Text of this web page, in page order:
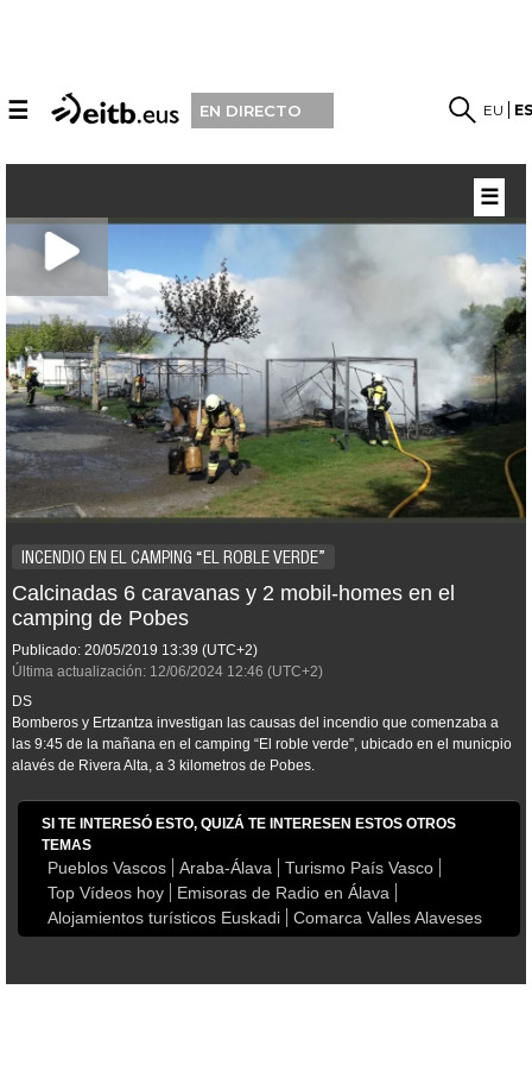
☰ EN DIRECTO EU
INCENDIO EN EL CAMPING “EL ROBLE VERDE”
Calcinadas 6 caravanas y 2 mobil-homes en el
camping de Pobes
Publicado: 20/05/2019 13:39 (UTC+2)
Última actualización: 12/06/2024 12:46 (UTC+2)
DS
Bomberos y Ertzantza investigan las causas del incendio que comenzaba a
las 9:45 de la mañana en el camping “El roble verde”, ubicado en el municpio
alavés de Rivera Alta, a 3 kilometros de Pobes.
SI TE INTERESÓ ESTO, QUIZÁ TE INTERESEN ESTOS OTROS
TEMAS
Pueblos Vascos Araba-Álava
Turismo País Vasco
Top Vídeos hoy
Emisoras de Radio en Álava
Alojamientos turísticos Euskadi
Comarca Valles Alaveses
☰